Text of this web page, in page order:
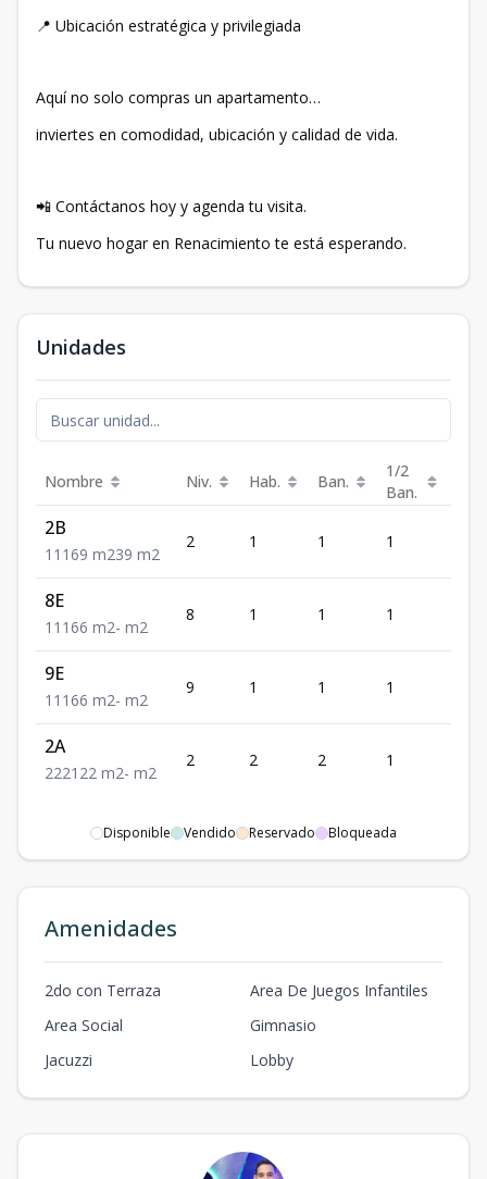
📍 Ubicación estratégica y privilegiada
Aquí no solo compras un apartamento…
inviertes en comodidad, ubicación y calidad de vida.
📲 Contáctanos hoy y agenda tu visita.
Tu nuevo hogar en Renacimiento te está esperando.
Unidades
Nombre Niv. Hab. Ban.
1/2
Ban.
2B
1 1 1 69 m239 m2
2 1 1 1
8E
1 1 1 66 m2- m2
8 1 1 1
9E
1 1 1 66 m2- m2
9 1 1 1
2A
222122 m2- m2
2 2 2 1
Disponible Vendido Reservado Bloqueada
Amenidades
2do con Terraza
Area De Juegos Infantiles
Area Social
Gimnasio
Jacuzzi
Lobby